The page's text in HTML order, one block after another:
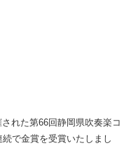
れた第66回静岡県吹奏楽コ
で金賞を受賞いたしまし